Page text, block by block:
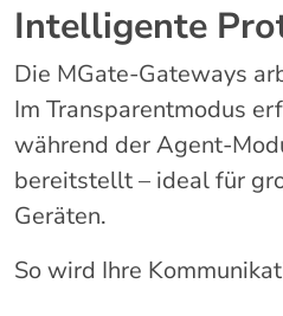
Intelligente
Die MGate-Gateways
Im Transparentmodus
während der Agent-
bereitstellt – ideal für
Geräten.
So wird Ihre